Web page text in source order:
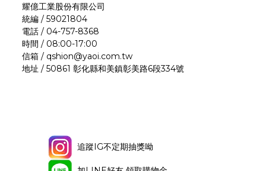
耀億工業股份有限公司
統編 / 59021804
電話 / 04-757-8368
時間 / 08:00-17:00
信箱 / qshion@yaoi.com.tw
地址 / 50861 彰化縣和美鎮彰美路6段334號
追蹤IG不定期抽獎呦